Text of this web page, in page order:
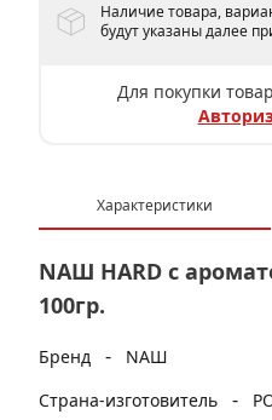
Наличие товара,
будут указаны далее
Для покупки
Характеристики
NАШ HARD с
100гр.
Бренд -
NАШ
Страна-изготовитель
-